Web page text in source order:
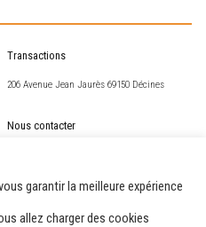
Transactions
206 Avenue Jean Jaurès 69150 Décines
Nous contacter
04 78 49 15 60
Nos horaires
garantir la meilleure expérience
allez charger des cookies